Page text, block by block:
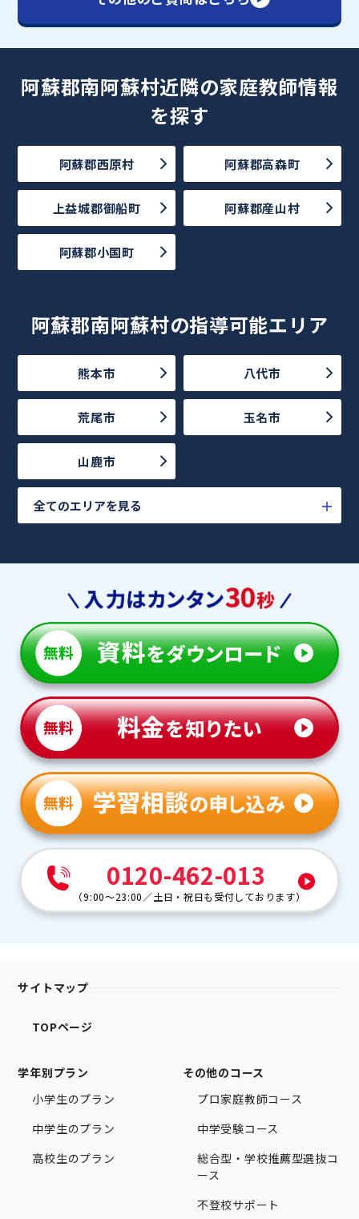
阿蘇郡南阿蘇村近隣の家庭教師情報
を探す
阿蘇郡西原村 阿蘇郡高森町
上益城郡御船町 阿蘇郡産山村
阿蘇郡小国町
阿蘇郡南阿蘇村の指導可能エリア
熊本市 八代市
荒尾市 玉名市
山鹿市
全てのエリアを見る
0120-462-013
（9:00～23:00 ／土日・祝日も受付しております）
サイトマップ
TOPページ
学年別プラン
小学生のプラン
中学生のプラン
高校生のプラン
その他のコース
プロ家庭教師コース
中学受験コース
総合型・学校推薦型選抜コ
ース
不登校サポート